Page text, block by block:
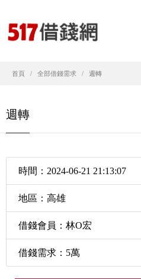
首頁 全部借錢需求 週轉
週轉
時間：2024-06-21 21:13:07
地區：高雄
借錢會員：林O宏
借錢需求：5萬